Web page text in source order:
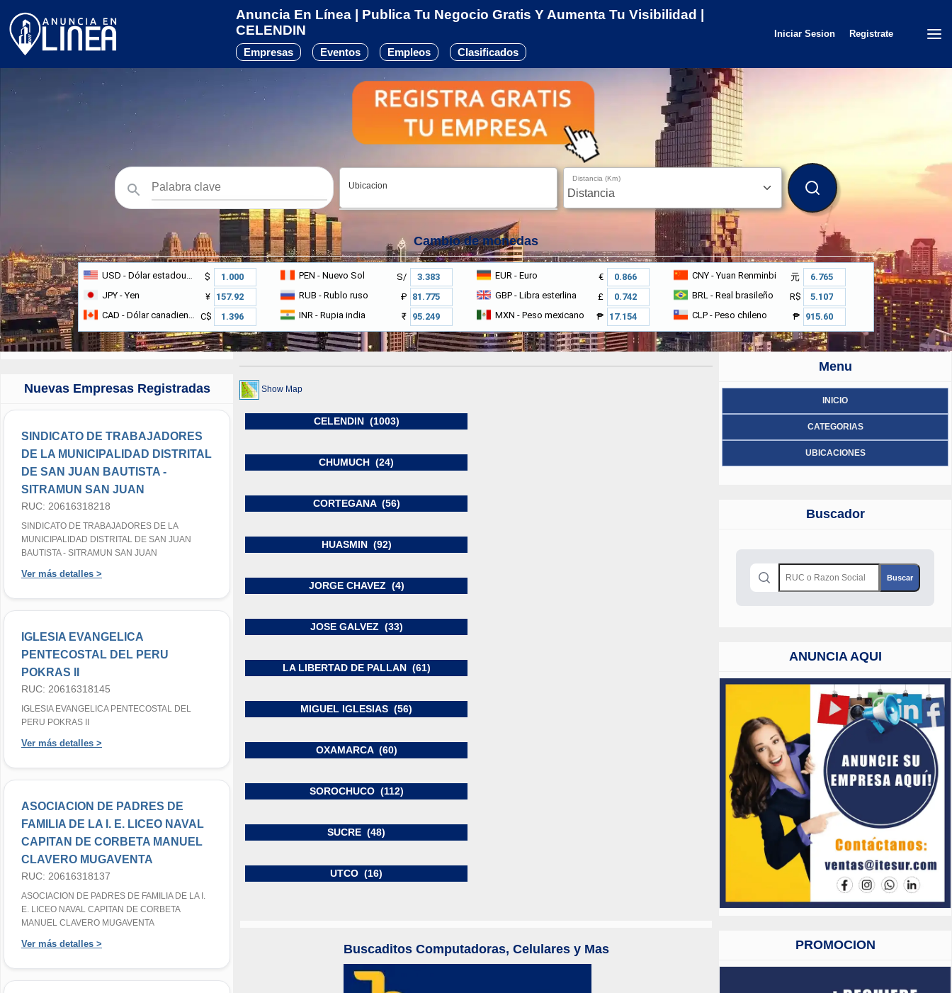
Anuncia En Línea | Publica Tu Negocio Gratis Y Aumenta Tu Visibilidad |
CELENDIN
Empresas Eventos Empleos Clasificados
Iniciar Sesion Registrate
Ubicacion
Distancia (Km)
BUSCAR
Cambio de monedas
USD - Dólar estadounidense $ PEN - Nuevo Sol S/ EUR - Euro € CNY- Yuan Renminbi
元
JPY - Yen ¥ RUB - Rublo ruso ₽ GBP - Libra esterlina £ BRL - Real brasileño
R$
CAD - Dólar canadiense C$ INR - Rupia india ₹ MXN - Peso mexicano ₱ CLP- Peso chileno ₱
Nuevas Empresas Registradas
SINDICATO DE TRABAJADORES
DE LA MUNICIPALIDAD DISTRITAL
DE SAN JUAN BAUTISTA -
SITRAMUN SAN JUAN
RUC: 20616318218
SINDICATO DE TRABAJADORES DE LA
MUNICIPALIDAD DISTRITAL DE SAN JUAN
BAUTISTA - SITRAMUN SAN JUAN
Ver más detalles >
IGLESIA EVANGELICA
PENTECOSTAL DEL PERU
POKRAS II
RUC: 20616318145
IGLESIA EVANGELICA PENTECOSTAL DEL
PERU POKRAS II
Ver más detalles >
ASOCIACION DE PADRES DE
FAMILIA DE LA I. E. LICEO NAVAL
CAPITAN DE CORBETA MANUEL
CLAVERO MUGAVENTA
RUC: 20616318137
ASOCIACION DE PADRES DE FAMILIA DE LA I.
E. LICEO NAVAL CAPITAN DE CORBETA
MANUEL CLAVERO MUGAVENTA
Ver más detalles >
Show Map
CELENDIN (1003)
CHUMUCH (24)
CORTEGANA (56)
HUASMIN (92)
JORGE CHAVEZ (4)
JOSE GALVEZ (33)
LA LIBERTAD DE PALLAN (61)
MIGUEL IGLESIAS (56)
OXAMARCA (60)
SOROCHUCO (112)
SUCRE (48)
UTCO (16)
Buscaditos Computadoras, Celulares y Mas
Menu
INICIO
CATEGORIAS
UBICACIONES
Buscador
ANUNCIA AQUI
PROMOCION